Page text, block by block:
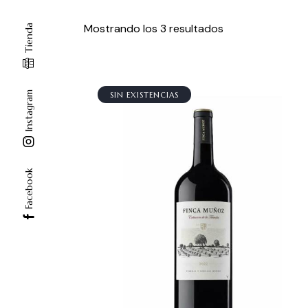
Mostrando los 3 resultados
SIN EXISTENCIAS
Facebook
Instagram
Tienda